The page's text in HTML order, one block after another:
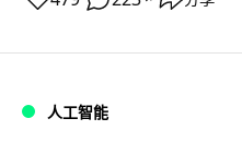
人工智能